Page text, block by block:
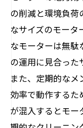
の削減と環境負荷
なサイズのモータ
なモーターは無
の運用に見合った
また、定期的な
効率で動作するた
が混入するとモ